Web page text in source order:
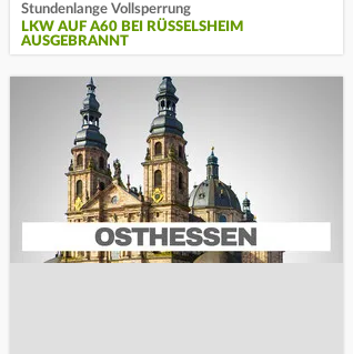
Stundenlange Vollsperrung
LKW AUF A60 BEI RÜSSELSHEIM
AUSGEBRANNT